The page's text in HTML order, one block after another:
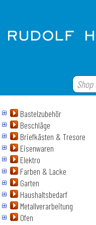
Bastelzubehör
Beschläge
Briefkästen & Tresore
Eisenwaren
Elektro
Farben & Lacke
Garten
Haushaltsbedarf
Metallverarbeitung
Ofen